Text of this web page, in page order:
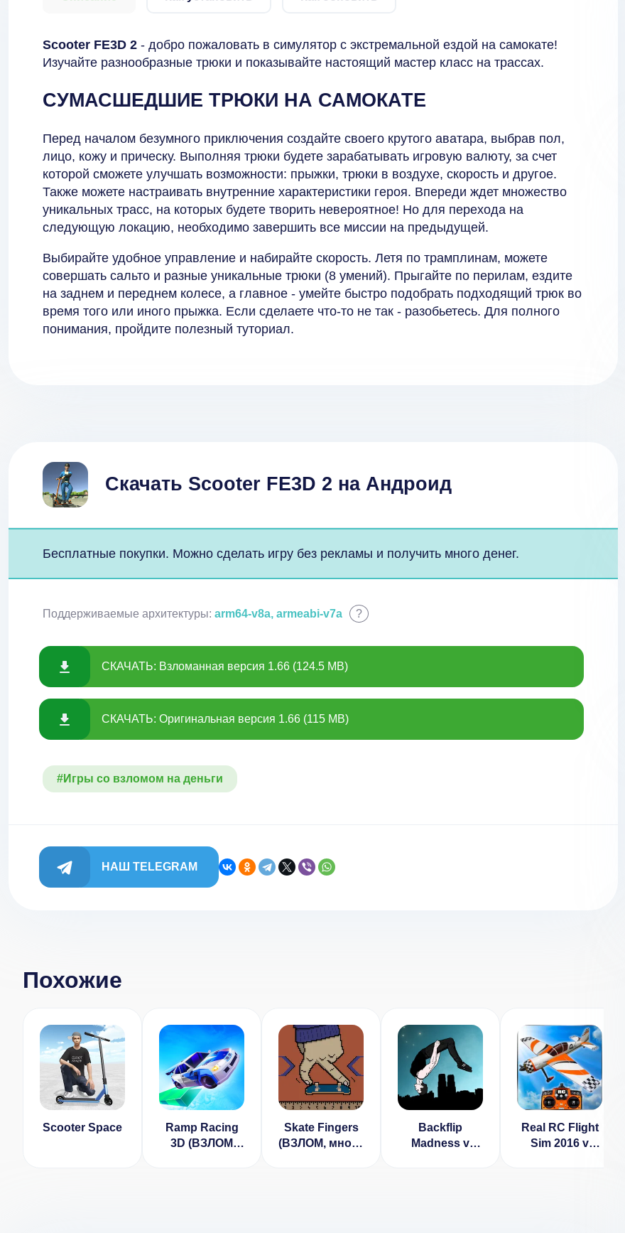
Scooter FE3D 2 - добро пожаловать в симулятор с экстремальной ездой на самокате!
Изучайте разнообразные трюки и показывайте настоящий мастер класс на трассах.
СУМАСШЕДШИЕ ТРЮКИ НА САМОКАТЕ
Перед началом безумного приключения создайте своего крутого аватара, выбрав пол,
лицо, кожу и прическу. Выполняя трюки будете зарабатывать игровую валюту, за счет
которой сможете улучшать возможности: прыжки, трюки в воздухе, скорость и другое.
Также можете настраивать внутренние характеристики героя. Впереди ждет множество
уникальных трасс, на которых будете творить невероятное! Но для перехода на
следующую локацию, необходимо завершить все миссии на предыдущей.
Выбирайте удобное управление и набирайте скорость. Летя по трамплинам, можете
совершать сальто и разные уникальные трюки (8 умений). Прыгайте по перилам, ездите
на заднем и переднем колесе, а главное - умейте быстро подобрать подходящий трюк во
время того или иного прыжка. Если сделаете что-то не так - разобьетесь. Для полного
понимания, пройдите полезный туториал.
Скачать Scooter FE3D 2 на Андроид
Бесплатные покупки. Можно сделать игру без рекламы и получить много денег.
Поддерживаемые архитектуры: arm64-v8a, armeabi-v7a ?
СКАЧАТЬ: Взломанная версия 1.66 (124.5 MB)
СКАЧАТЬ: Оригинальная версия 1.66 (115 MB)
#Игры со взломом на деньги
НАШ TELEGRAM
Похожие
Scooter Space
Ramp Racing
3D (ВЗЛОМ
Skate Fingers
(ВЗЛОМ, много
Backflip
Madness v
Real RC Flight
Sim 2016 v